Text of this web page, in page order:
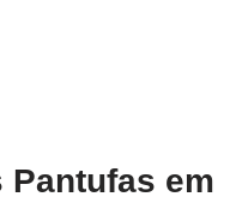
Pantufas em